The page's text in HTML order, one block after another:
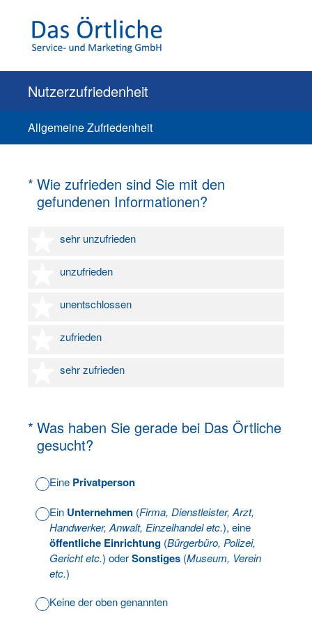
Nutzerzufriedenheit
Allgemeine Zufriedenheit
* Wie zufrieden sind Sie mit den
gefundenen Informationen?
(Erforderlich.)
sehr unzufrieden
1 Stern
unzufrieden
2 Sterne
unentschlossen
3 Sterne
zufrieden
4 Sterne
sehr zufrieden
5 Sterne
* Was haben Sie gerade bei Das Örtliche
gesucht?
(Erforderlich.)
Eine Privatperson
Ein Unternehmen (Firma, Dienstleister, Arzt,
Handwerker, Anwalt, Einzelhandel etc.), eine
öffentliche Einrichtung (Bürgerbüro, Polizei,
Gericht etc.) oderSonstiges (Museum, Verein
etc.)
Keine der oben genannten